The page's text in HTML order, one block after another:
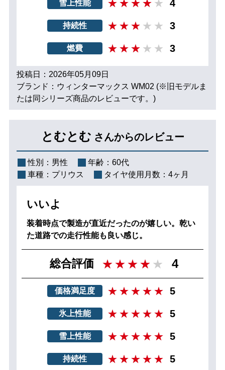
雪上性能 4
持続性 3
燃費 3
投稿日：2026年05月09日
ブランド：ウィンターマックス WM02 (※旧モデルま
たは同シリーズ商品のレビューです。)
とむとむ さんからのレビュー
性別： 男性 年齢： 60代
車種： プリウス タイヤ使用月数： 4ヶ月
いいよ
装着時点で製造が直近だったのが嬉しい。乾い
た道路での走行性能も良い感じ。
総合評価 4
価格満足度 5
氷上性能 5
雪上性能 5
持続性 5